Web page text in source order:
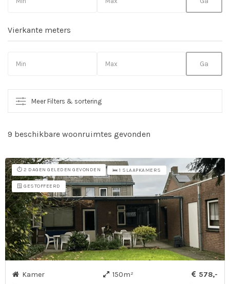
Vierkante meters
Meer Filters & sortering
9 beschikbare woonruimtes gevonden
⏱️ 2 DAGEN GELEDEN GEVONDEN 🛌 1 SLAAPKAMERS
🪟 GESTOFFEERD
Kamer 150m² 578,-